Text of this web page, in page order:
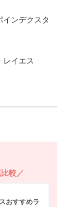
インデクスタ
レイエス
較／
おすすめラ